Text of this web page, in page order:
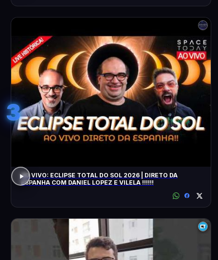
3
AO VIVO: ECLIPSE TOTAL DO SOL 2026 | DIRETO DA
ESPANHA COM DANIEL LOPEZ E VILELA !!!!!!